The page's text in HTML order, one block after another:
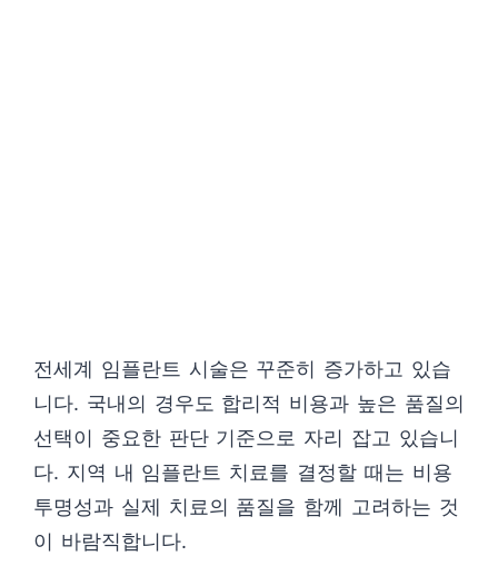
전세계 임플란트 시술은 꾸준히 증가하고 있습
니다. 국내의 경우도 합리적 비용과 높은 품질의
선택이 중요한 판단 기준으로 자리 잡고 있습니
다. 지역 내 임플란트 치료를 결정할 때는 비용
투명성과 실제 치료의 품질을 함께 고려하는 것
이 바람직합니다.